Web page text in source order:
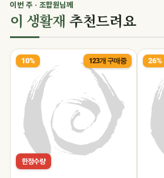
이번 주 · 조합원님께
이 생활재 추천드려요
10% 123개 구매중
한정수량
26%